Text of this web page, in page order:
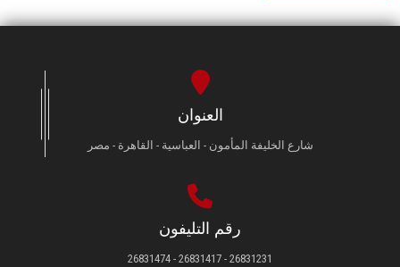
العنوان
شارع الخليفة المأمون - العباسية - القاهرة - مصر
رقم التليفون
26831231 - 26831417 - 26831474